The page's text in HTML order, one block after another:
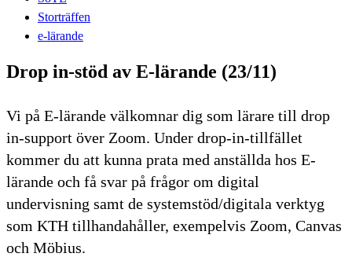
Storträffen
e-lärande
Drop in-stöd av E-lärande (23/11)
Vi på E-lärande välkomnar dig som lärare till drop
in-support över Zoom. Under drop-in-tillfället
kommer du att kunna prata med anställda hos E-
lärande och få svar på frågor om digital
undervisning samt de systemstöd/digitala verktyg
som KTH tillhandahåller, exempelvis Zoom, Canvas
och Möbius.